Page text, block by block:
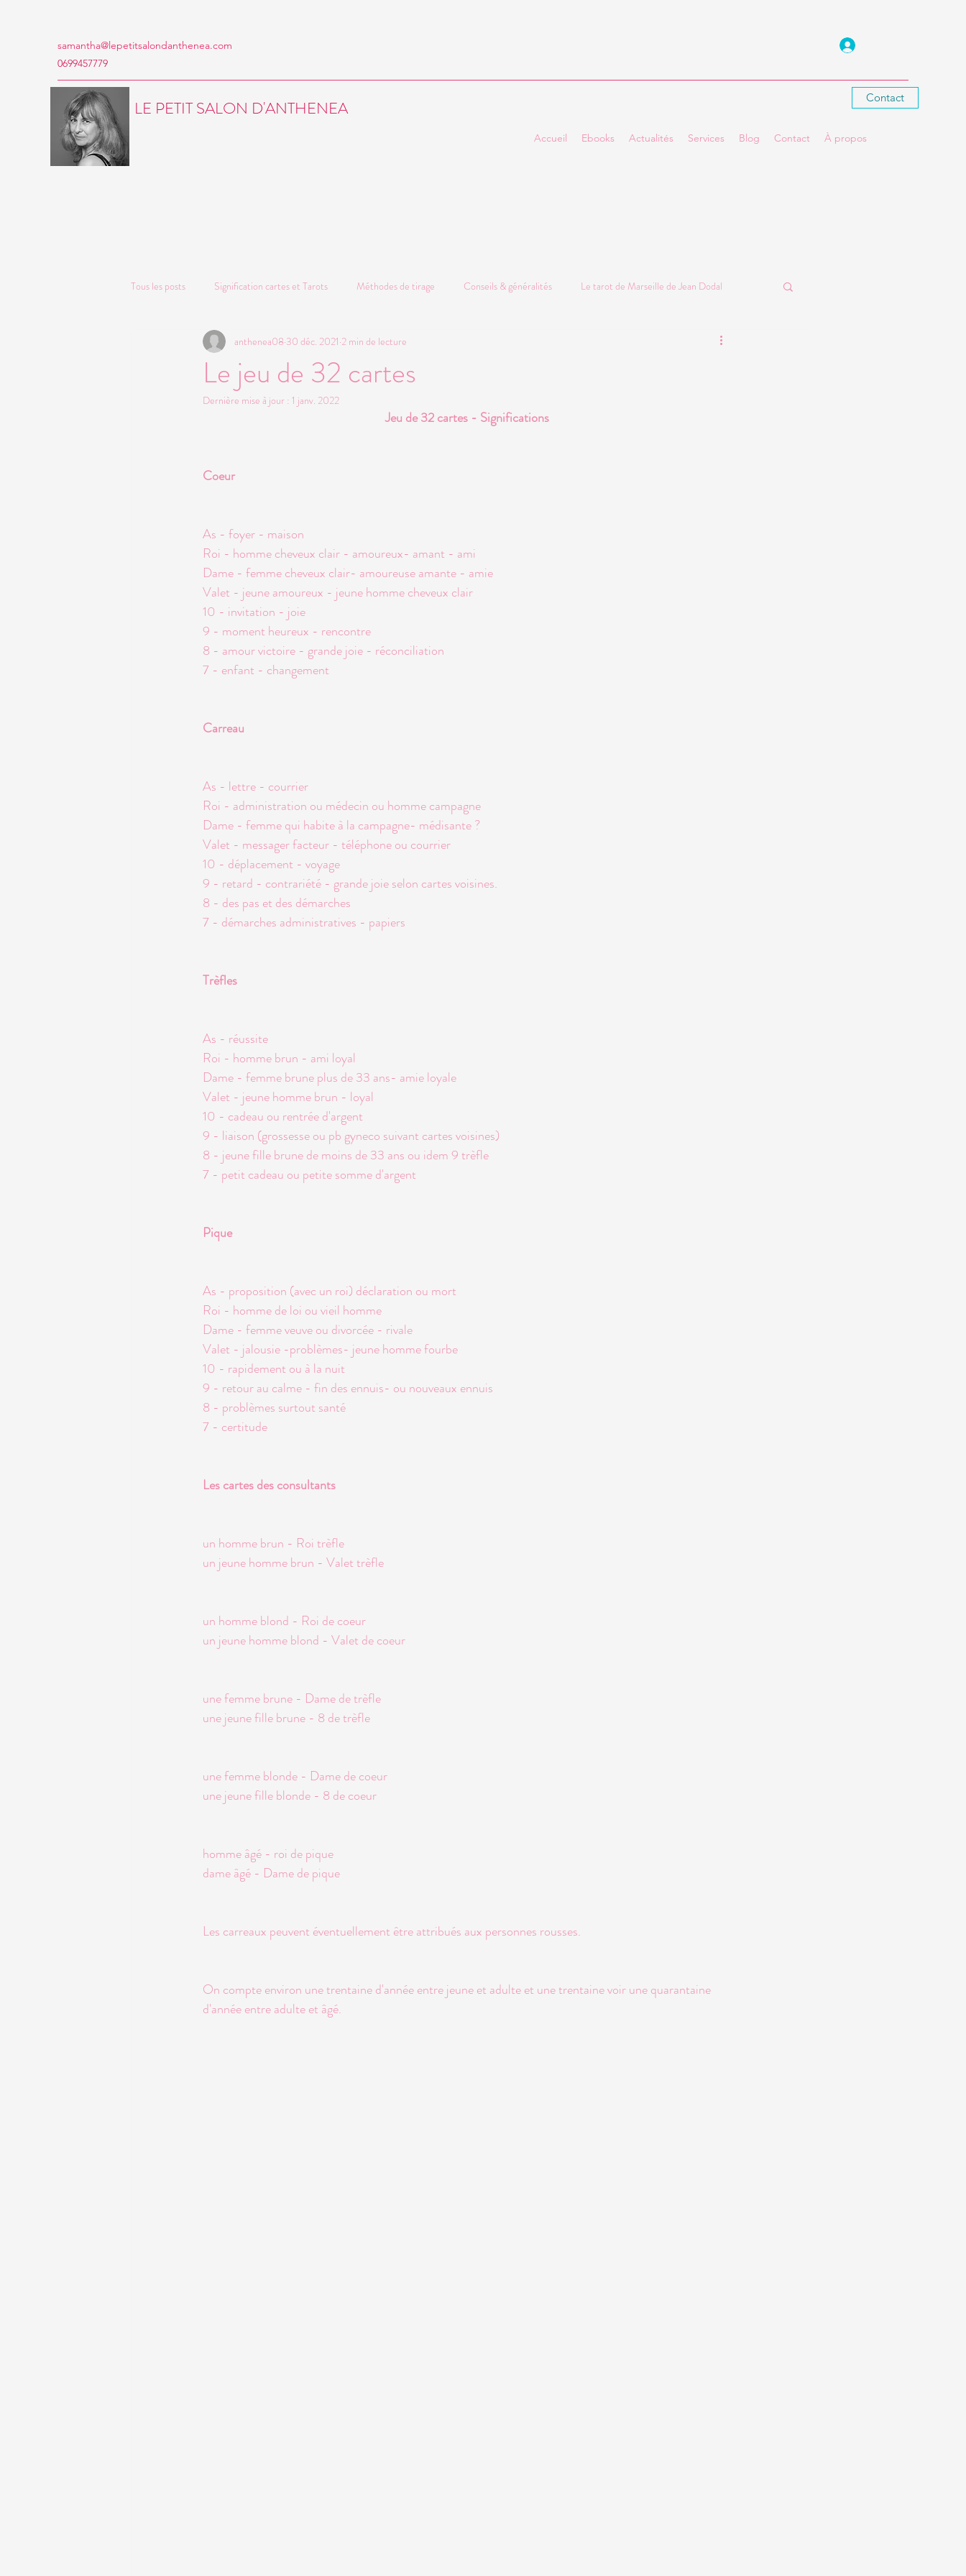
samantha@lepetitsalondanthenea.com
0699457779
LE PETIT SALON D'ANTHENEA Contact
Accueil Ebooks Actualités Services Blog Contact À propos
Tous les posts Signification cartes et Tarots Méthodes de tirage Conseils & généralités Le tarot de Marseille de Jean Dodal
Holisyntonie Human Design Cycles lunaires et traditions
Le jeu de 32 cartes
anthenea08 30 déc. 2021 2 min de lecture
Dernière mise à jour : 1 janv. 2022
Jeu de 32 cartes - Significations
Coeur
As - foyer - maison
Roi - homme cheveux clair - amoureux- amant - ami
Dame - femme cheveux clair- amoureuse amante - amie
Valet - jeune amoureux - jeune homme cheveux clair
10 - invitation - joie
9 - moment heureux - rencontre
8 - amour victoire - grande joie - réconciliation
7 - enfant - changement
Carreau
As - lettre - courrier
Roi - administration ou médecin ou homme campagne
Dame - femme qui habite à la campagne- médisante ?
Valet - messager facteur - téléphone ou courrier
10 - déplacement - voyage
9 - retard - contrariété - grande joie selon cartes voisines.
8 - des pas et des démarches
7 - démarches administratives - papiers
Trèfles
As - réussite
Roi - homme brun - ami loyal
Dame - femme brune plus de 33 ans- amie loyale
Valet - jeune homme brun - loyal
10 - cadeau ou rentrée d'argent
9 - liaison (grossesse ou pb gyneco suivant cartes voisines)
8 - jeune fille brune de moins de 33 ans ou idem 9 trèfle
7 - petit cadeau ou petite somme d'argent
Pique
As - proposition (avec un roi) déclaration ou mort
Roi - homme de loi ou vieil homme
Dame - femme veuve ou divorcée - rivale
Valet - jalousie -problèmes- jeune homme fourbe
10 - rapidement ou à la nuit
9 - retour au calme - fin des ennuis- ou nouveaux ennuis
8 - problèmes surtout santé
7 - certitude
Les cartes des consultants
un homme brun - Roi trèfle
un jeune homme brun - Valet trèfle
un homme blond - Roi de coeur
un jeune homme blond - Valet de coeur
une femme brune - Dame de trèfle
une jeune fille brune - 8 de trèfle
une femme blonde - Dame de coeur
une jeune fille blonde - 8 de coeur
homme âgé - roi de pique
dame âgé - Dame de pique
Les carreaux peuvent éventuellement être attribués aux personnes rousses.
On compte environ une trentaine d'année entre jeune et adulte et une trentaine voir une quarantaine
d'année entre adulte et âgé.